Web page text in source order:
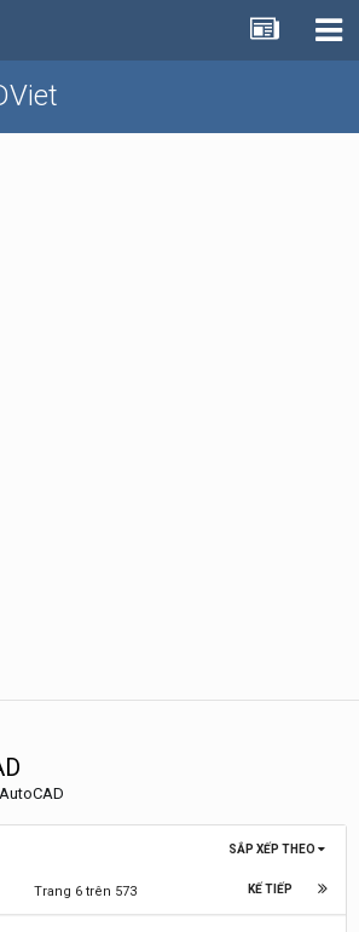
SẮP XẾP THEO
KẾ TIẾP
Trang 6 trên 573